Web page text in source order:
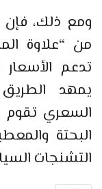
ومع ذلك،
من “علاوة
تدعم
يمهد
السعري تقوم
البحتة
التشنجات